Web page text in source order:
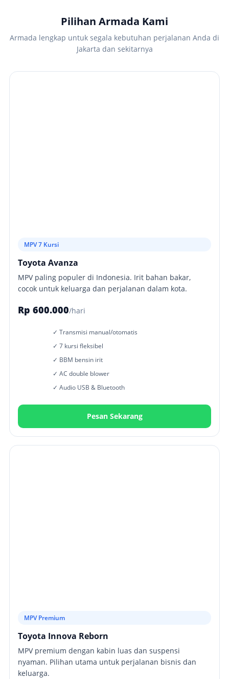
Pilihan Armada Kami
Armada lengkap untuk segala kebutuhan perjalanan Anda di
Jakarta dan sekitarnya
MPV 7 Kursi
Toyota Avanza
MPV paling populer di Indonesia. Irit bahan bakar,
cocok untuk keluarga dan perjalanan dalam kota.
Rp 600.000/hari
✓ Transmisi manual/otomatis
✓ 7 kursi fleksibel
✓ BBM bensin irit
✓ AC double blower
✓ Audio USB & Bluetooth
Pesan Sekarang
MPV Premium
Toyota Innova Reborn
MPV premium dengan kabin luas dan suspensi
nyaman. Pilihan utama untuk perjalanan bisnis dan
keluarga.